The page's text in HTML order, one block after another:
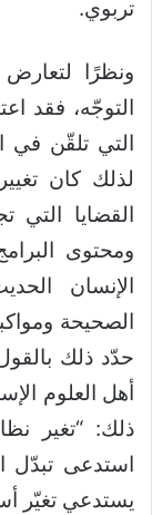
تربوي.
ونظرًا لتعارض
التوجّه، فقد
التي تلقّن في
لذلك كان
القضايا
ومحتوى
الإنسان
الصحيحة
حدّد ذلك
أهل العلوم
ذلك: “تغير
استدعى تبدّل
يستدعي تغيّر